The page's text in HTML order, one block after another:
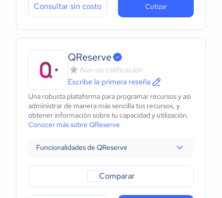
Consultar sin costo Cotizar
QReserve
Aún sin calificación
Escribe la primera reseña
Una robusta plataforma para programar recursos y asi
administrar de manera más sencilla tus recursos, y
obtener información sobre tu capacidad y utilización.
Conocer más sobre QReserve
Funcionalidades de QReserve
Comparar